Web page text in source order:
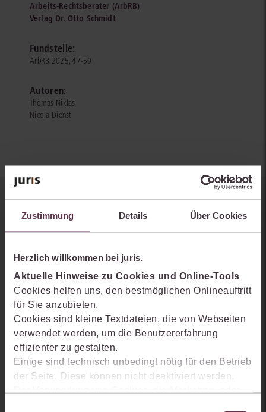
Zustimmung Details Über Cookies
Herzlich willkommen bei juris.
Aktuelle Hinweise zu Cookies und Online-Tools
Cookies helfen uns, den bestmöglichen Onlineauftritt
für Sie anzubieten.
Cookies sind kleine Textdateien, die von Webseiten
verwendet werden, um die Benutzererfahrung
effizienter zu gestalten.
Einige sind technisch unbedingt nötig für den Betrieb
der Seite. Diese können nicht deaktiviert werden.
Der Verwendung von Cookies, die Marketing- oder
Arbeits-Rechtsberater (ArbRB)
Verlag Dr. Otto Schmidt
Fundstelle:
ArbRB 2025, 47-50
Autoren:
Thomas Niklas
Nicola Dienst
Sie kennen juris noch nicht?
Erhalten Sie einen Einblick, wie juris das Rechts- und
Möglichkeiten Ihnen das juris Portal bietet und wie mit juris Ihre
Arbeitsprozesse einfacher und effizienter werden.